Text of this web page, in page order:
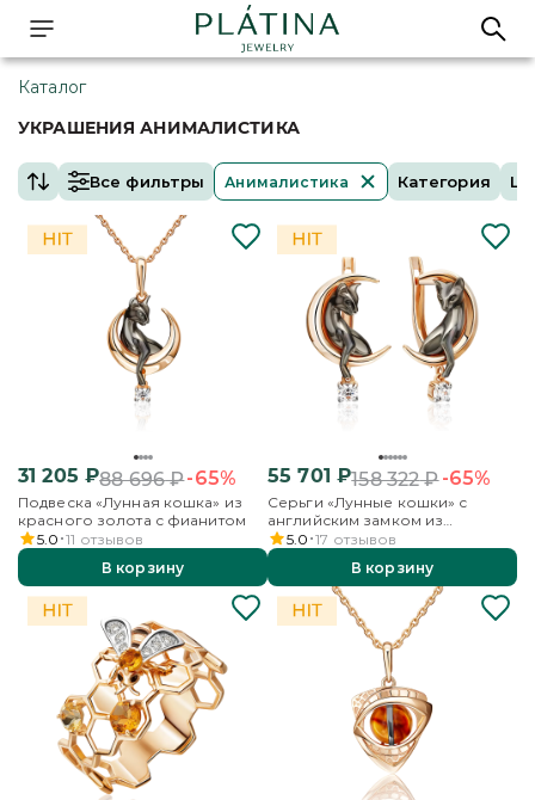
Каталог
УКРАШЕНИЯ АНИМАЛИСТИКА
Все фильтры Категория
Анималистика
31 205 ₽88 696₽-65%
Подвеска «Лунная кошка» из
красного золота с фианитом
5.0 11 отзывов
В корзину
55 701 ₽158 322₽-65%
Серьги «Лунные кошки» с
английским замком из
красного золота с фианитом
5.0 17 отзывов
В корзину